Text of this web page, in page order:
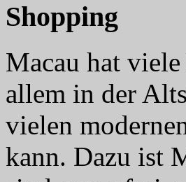
Shopping
Macau hat
allem in der
vielen
kann. Dazu ist